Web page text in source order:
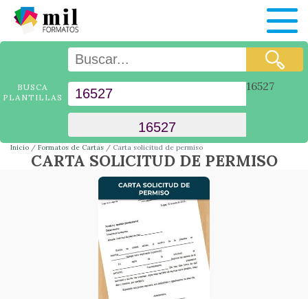
BUSCA
PLANTILLAS
16527
Inicio Formatos de Cartas Carta solicitud de permiso
CARTA SOLICITUD DE PERMISO